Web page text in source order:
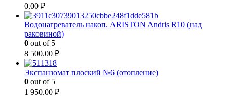
0.00 ₽
Водонагреватель накоп. ARISTON Andris R10 (над
раковиной)
0 out of 5
8 500.00 ₽
Экспанзомат плоский №6 (отопление)
0 out of 5
1 950.00 ₽